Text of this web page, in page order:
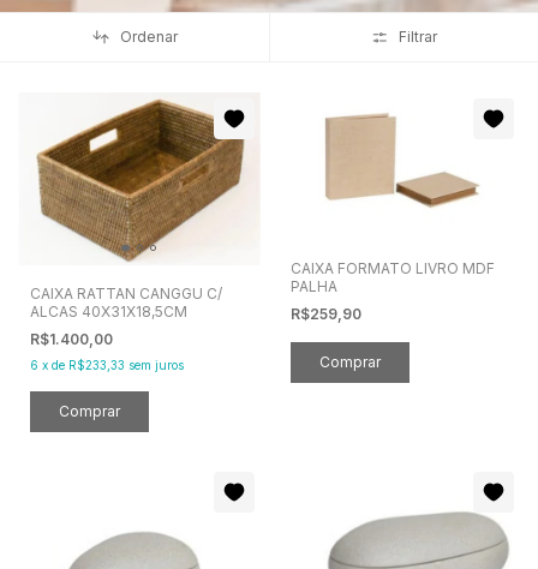
Ordenar Filtrar
CAIXA RATTAN CANGGU C/
ALCAS 40X31X18,5CM
R$1.400,00
6 x de R$233,33 sem juros
CAIXA FORMATO LIVRO MDF
PALHA
R$259,90